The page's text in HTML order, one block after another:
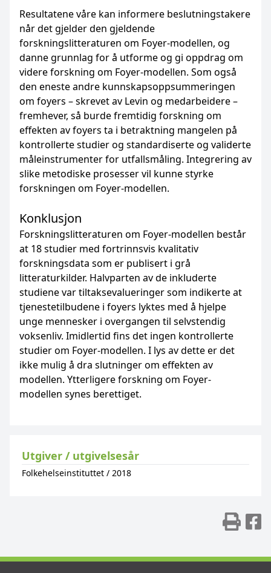
Resultatene våre kan informere beslutningstakere
når det gjelder den gjeldende
forskningslitteraturen om Foyer-modellen, og
danne grunnlag for å utforme og gi oppdrag om
videre forskning om Foyer-modellen. Som også
den eneste andre kunnskapsoppsummeringen
om foyers – skrevet av Levin og medarbeidere –
fremhever, så burde fremtidig forskning om
effekten av foyers ta i betraktning mangelen på
kontrollerte studier og standardiserte og validerte
måleinstrumenter for utfallsmåling. Integrering av
slike metodiske prosesser vil kunne styrke
forskningen om Foyer-modellen.
Konklusjon
Forskningslitteraturen om Foyer-modellen består
at 18 studier med fortrinnsvis kvalitativ
forskningsdata som er publisert i grå
litteraturkilder. Halvparten av de inkluderte
studiene var tiltaksevalueringer som indikerte at
tjenestetilbudene i foyers lyktes med å hjelpe
unge mennesker i overgangen til selvstendig
voksenliv. Imidlertid fins det ingen kontrollerte
studier om Foyer-modellen. I lys av dette er det
ikke mulig å dra slutninger om effekten av
modellen. Ytterligere forskning om Foyer-
modellen synes berettiget.
Utgiver / utgivelsesår
Folkehelseinstituttet / 2018